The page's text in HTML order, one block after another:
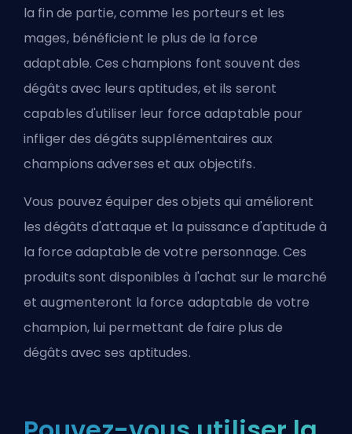
la fin de partie, comme les porteurs et les
mages, bénéficient le plus de la force
adaptable. Ces champions font souvent des
dégâts avec leurs aptitudes, et ils seront
capables d'utiliser leur force adaptable pour
infliger des dégâts supplémentaires aux
champions adverses et aux objectifs.
Vous pouvez équiper des objets qui améliorent
les dégâts d'attaque et la puissance d'aptitude à
la force adaptable de votre personnage. Ces
produits sont disponibles à l'achat sur le marché
et augmenteront la force adaptable de votre
champion, lui permettant de faire plus de
dégâts avec ses aptitudes.